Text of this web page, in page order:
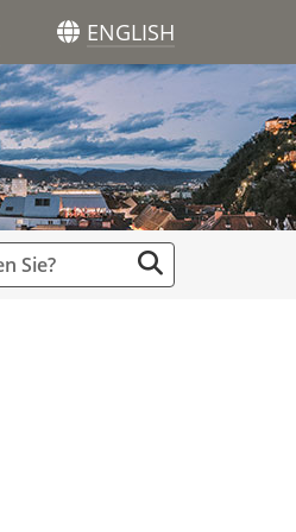
ENGLISH